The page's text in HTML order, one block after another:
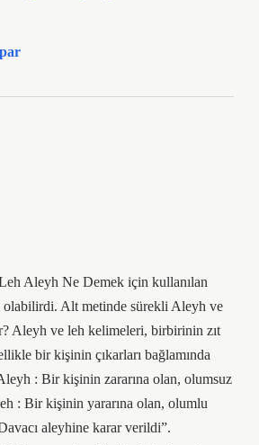
Aleyh Ne Demek için kullanılan
olabilirdi. Alt metinde sürekli Aleyh ve
Aleyh ve leh kelimeleri, birbirinin zıt
bir kişinin çıkarları bağlamında
: Bir kişinin zararına olan, olumsuz
: Bir kişinin yararına olan, olumlu
aleyhine karar verildi”.